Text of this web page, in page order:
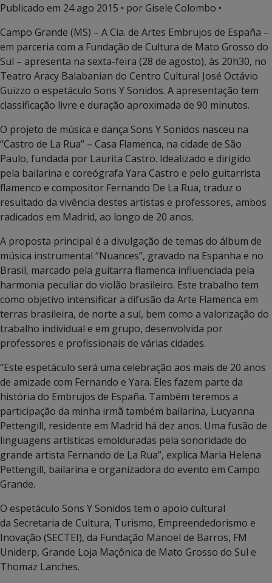
Publicado em 24 ago 2015 • por Gisele Colombo •
Campo Grande (MS) – A Cia. de Artes Embrujos de España –
em parceria com a Fundação de Cultura de Mato Grosso do
Sul – apresenta na sexta-feira (28 de agosto), às 20h30, no
Teatro Aracy Balabanian do Centro Cultural José Octávio
Guizzo o espetáculo Sons Y Sonidos. A apresentação tem
classificação livre e duração aproximada de 90 minutos.
O projeto de música e dança Sons Y Sonidos nasceu na
“Castro de La Rua” – Casa Flamenca, na cidade de São
Paulo, fundada por Laurita Castro. Idealizado e dirigido
pela bailarina e coreógrafa Yara Castro e pelo guitarrista
flamenco e compositor Fernando De La Rua, traduz o
resultado da vivência destes artistas e professores, ambos
radicados em Madrid, ao longo de 20 anos.
A proposta principal é a divulgação de temas do álbum de
música instrumental “Nuances”, gravado na Espanha e no
Brasil, marcado pela guitarra flamenca influenciada pela
harmonia peculiar do violão brasileiro. Este trabalho tem
como objetivo intensificar a difusão da Arte Flamenca em
terras brasileira, de norte a sul, bem como a valorização do
trabalho individual e em grupo, desenvolvida por
professores e profissionais de várias cidades.
“Este espetáculo será uma celebração aos mais de 20 anos
de amizade com Fernando e Yara. Eles fazem parte da
história do Embrujos de España. Também teremos a
participação da minha irmã também bailarina, Lucyanna
Pettengill, residente em Madrid há dez anos. Uma fusão de
linguagens artísticas emolduradas pela sonoridade do
grande artista Fernando de La Rua”, explica Maria Helena
Pettengill, bailarina e organizadora do evento em Campo
Grande.
O espetáculo Sons Y Sonidos tem o apoio cultural
da Secretaria de Cultura, Turismo, Empreendedorismo e
Inovação (SECTEI), da Fundação Manoel de Barros, FM
Uniderp, Grande Loja Maçônica de Mato Grosso do Sul e
Thomaz Lanches.